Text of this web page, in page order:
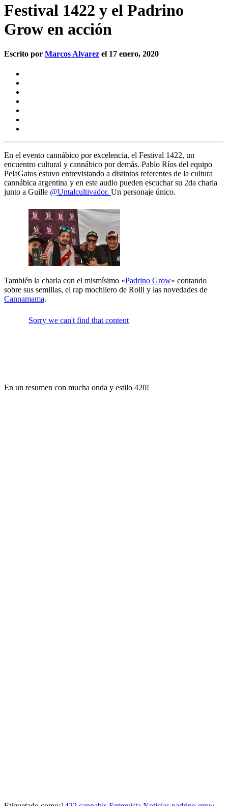
Festival 1422 y el Padrino
Grow en acción
Escrito por Marcos Alvarez el 17 enero, 2020
En el evento cannábico por excelencia, el Festival 1422, un
encuentro cultural y cannábico por demás. Pablo Ríos del equipo
PelaGatos estuvo entrevistando a distintos referentes de la cultura
cannábica argentina y en este audio pueden escuchar su 2da charla
junto a Guille @Untalcultivador. Un personaje único.
También la charla con el mismísimo «Padrino Grow» contando
sobre sus semillas, el rap mochilero de Rolli y las novedades de
Cannamama.
En un resumen con mucha onda y estilo 420!